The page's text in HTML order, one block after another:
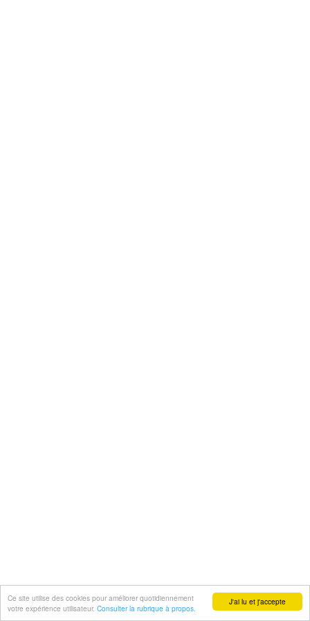
J'ai lu et j'accepte
Ce site utilise des cookies pour améliorer quotidiennement
votre expérience utilisateur. Consulter la rubrique à propos.